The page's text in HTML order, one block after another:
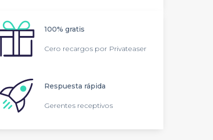
100% gratis
Cero recargos por Privateaser
Respuesta rápida
Gerentes receptivos